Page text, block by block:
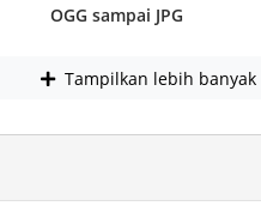
OGG sampai JPG
Tampilkan lebih banyak